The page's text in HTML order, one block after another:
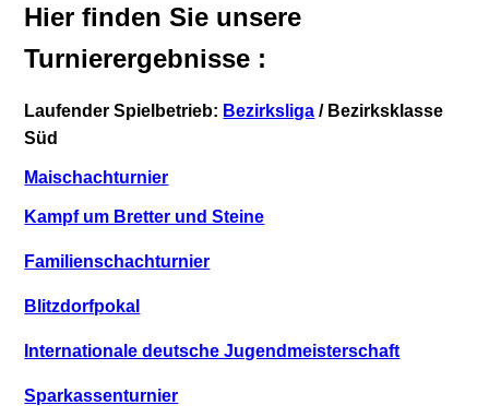
Hier finden Sie unsere
Turnierergebnisse :
Laufender Spielbetrieb: Bezirksliga / Bezirksklasse
Süd
Maischachturnier
Kampf um Bretter und Steine
Familienschachturnier
Blitzdorfpokal
Internationale deutsche Jugendmeisterschaft
Sparkassenturnier